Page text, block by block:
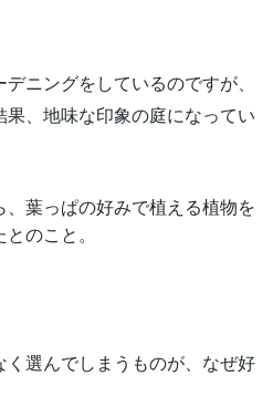
ニングをしているのですが、
、地味な印象の庭になってい
葉っぱの好みで植える植物を
のこと。
選んでしまうものが、なぜ好